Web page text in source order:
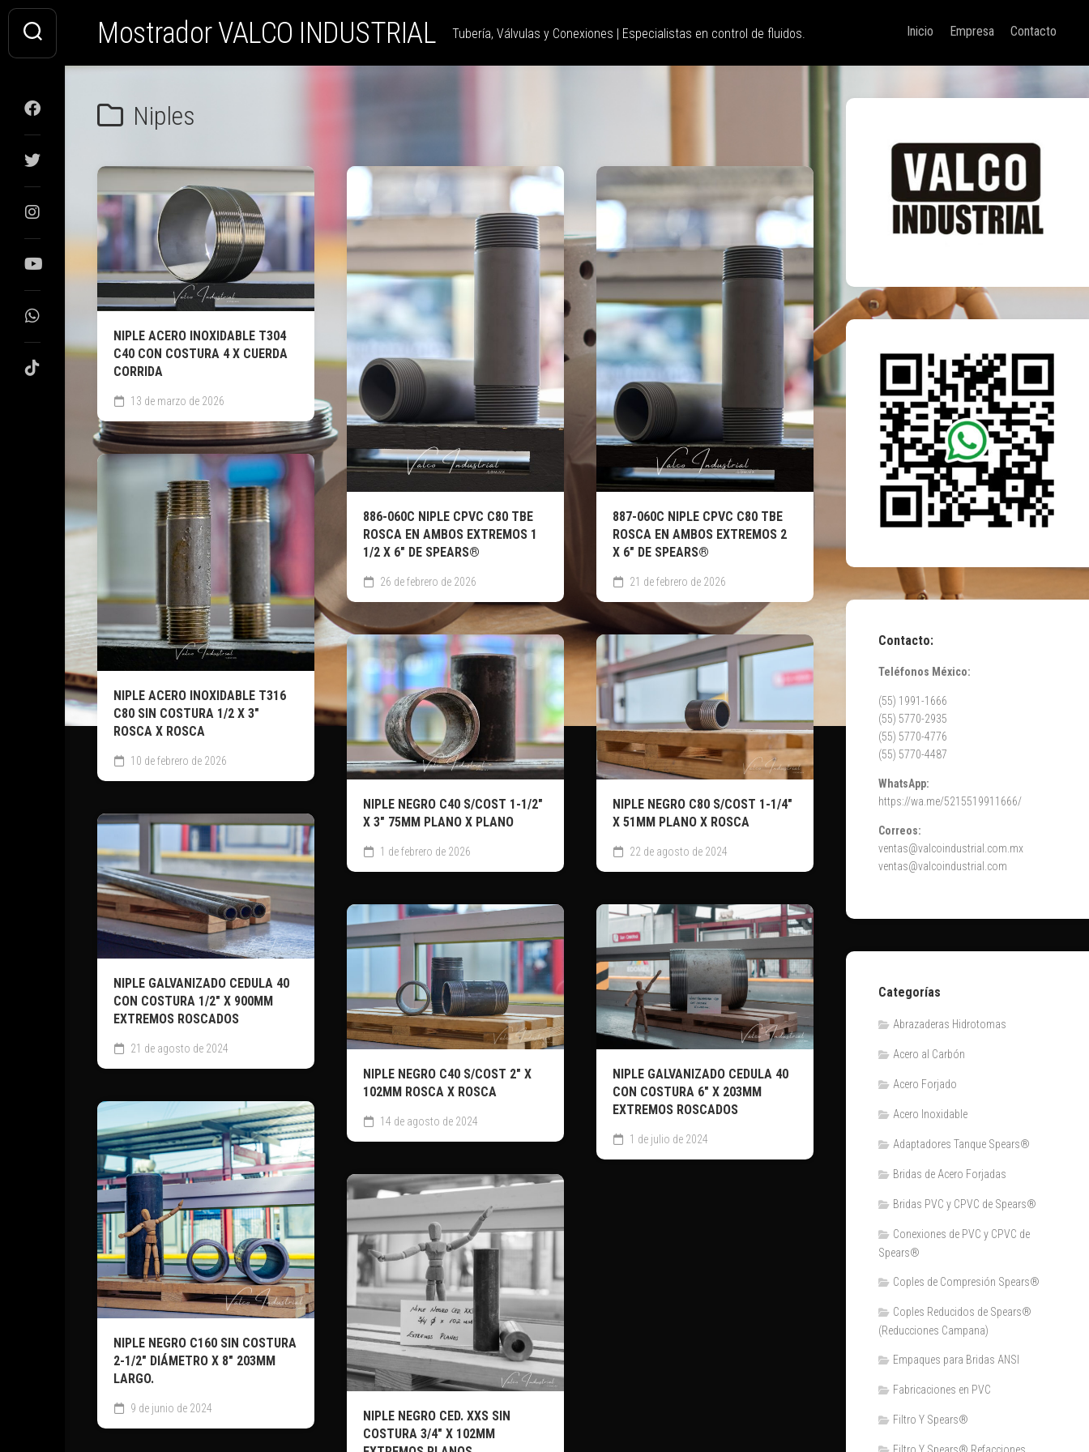
Saltar
contenido
Mostrador VALCO INDUSTRIAL Tubería, Válvulas y Conexiones | Especialistas en control de fluidos. Inicio Empresa Contacto
Niples
NIPLE ACERO INOXIDABLE T304
C40 CON COSTURA 4 X CUERDA
CORRIDA
13 de marzo de 2026
886-060C NIPLE CPVC C80 TBE
ROSCA EN AMBOS EXTREMOS 1
1/2 X 6″ DE SPEARS®
26 de febrero de 2026
887-060C NIPLE CPVC C80 TBE
ROSCA EN AMBOS EXTREMOS 2
X 6″ DE SPEARS®
21 de febrero de 2026
NIPLE ACERO INOXIDABLE T316
C80 SIN COSTURA 1/2 X 3″
ROSCA X ROSCA
10 de febrero de 2026
NIPLE NEGRO C40 S/COST 1-1/2″
X 3″ 75MM PLANO X PLANO
1 de febrero de 2026
NIPLE NEGRO C80 S/COST 1-1/4″
X 51MM PLANO X ROSCA
22 de agosto de 2024
NIPLE GALVANIZADO CEDULA 40
CON COSTURA 1/2″ X 900MM
EXTREMOS ROSCADOS
21 de agosto de 2024
NIPLE NEGRO C40 S/COST 2″ X
102MM ROSCA X ROSCA
14 de agosto de 2024
NIPLE GALVANIZADO CEDULA 40
CON COSTURA 6″ X 203MM
EXTREMOS ROSCADOS
1 de julio de 2024
NIPLE NEGRO C160 SIN COSTURA
2-1/2″ DIÁMETRO X 8″ 203MM
LARGO.
9 de junio de 2024
NIPLE NEGRO CED. XXS SIN
COSTURA 3/4″ X 102MM
Contacto:
Teléfonos México:
(55) 1991-1666
(55) 5770-2935
(55) 5770-4776
(55) 5770-4487
WhatsApp:
https://wa.me/5215519911666/
Correos:
ventas@valcoindustrial.com.mx
ventas@valcoindustrial.com
Categorías
Abrazaderas Hidrotomas
Acero al Carbón
Acero Forjado
Acero Inoxidable
Adaptadores Tanque Spears®
Bridas de Acero Forjadas
Bridas PVC y CPVC de Spears®
Conexiones de PVC y CPVC de
Spears®
Coples de Compresión Spears®
Coples Reducidos de Spears®
(Reducciones Campana)
Empaques para Bridas ANSI
Fabricaciones en PVC
Filtro Y Spears®
Filtro Y Spears® Refacciones